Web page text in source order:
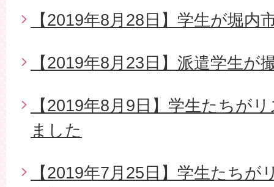
【2019年8月28日】学生が堀内
【2019年8月23日】派遣学生が
【2019年8月9日】学生たちが
ました
【2019年7月25日】学生たち